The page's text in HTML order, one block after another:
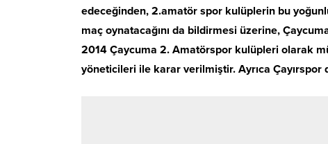
edeceğinden, 2.amatör spor kulüplerin bu
maç oynatacağını da bildirmesi üzerine,
2014 Çaycuma 2. Amatörspor kulüpleri olarak
yöneticileri ile karar verilmiştir. Ayrıca Çayırspor